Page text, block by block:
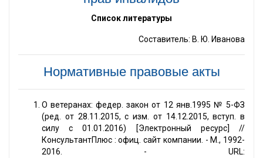
Список литературы
Составитель: В. Ю. Иванова
Нормативные правовые акты
О ветеранах: федер. закон от 12 янв.1995 № 5-ФЗ
(ред. от 28.11.2015, с изм. от 14.12.2015, вступ. в
силу с 01.01.2016) [Электронный ресурс] //
КонсультантПлюс : офиц. сайт компании. - М., 1992-
2016. - URL: